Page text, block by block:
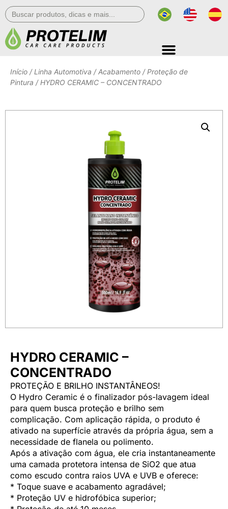
Search
for:
Início / Linha Automotiva /Acabamento / Proteção de
Pintura / HYDRO CERAMIC – CONCENTRADO
HYDRO CERAMIC –
CONCENTRADO
PROTEÇÃO E BRILHO INSTANTÂNEOS!
O Hydro Ceramic é o finalizador pós-lavagem ideal
para quem busca proteção e brilho sem
complicação. Com aplicação rápida, o produto é
ativado na superfície através da própria água, sem a
necessidade de flanela ou polimento.
Após a ativação com água, ele cria instantaneamente
uma camada protetora intensa de SiO2 que atua
como escudo contra raios UVA e UVB e oferece:
* Toque suave e acabamento agradável;
* Proteção UV e hidrofóbica superior;